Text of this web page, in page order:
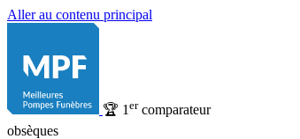
Aller au contenu principal
🏆 1 ercomparateur
obsèques